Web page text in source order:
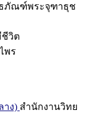
ภัณฑ์พระจุฑาธุช
วิต
พร
าง) สำนักงานวิทย